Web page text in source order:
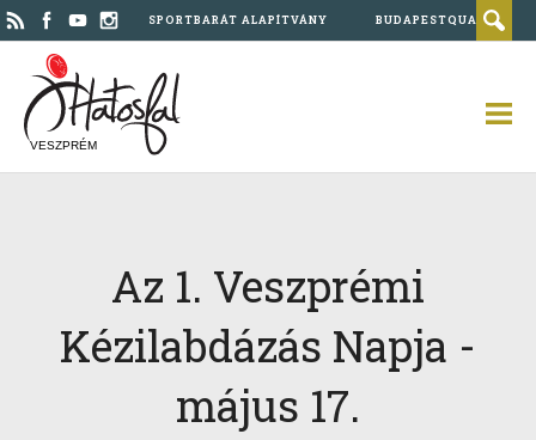
SPORTBARÁT ALAPÍTVÁNY BUDAPESTQUAD
VESZPRÉM
Az 1. Veszprémi
Kézilabdázás Napja -
május 17.